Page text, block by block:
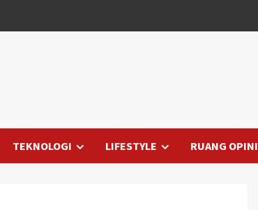
TEKNOLOGI LIFESTYLE RUANG OPINI